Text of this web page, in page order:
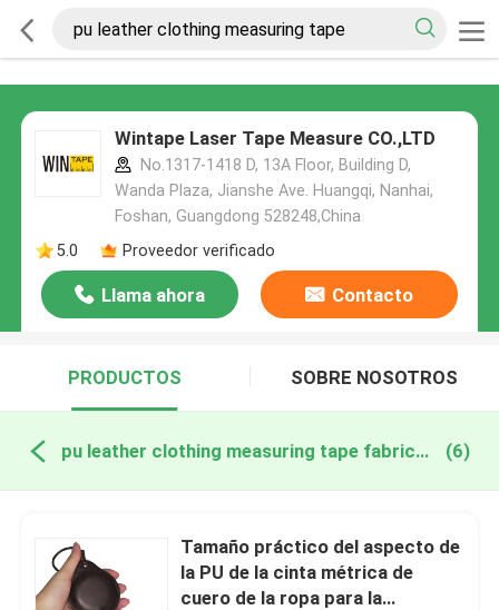
Wintape Laser Tape Measure CO.,LTD
No.1317-1418 D, 13A Floor, Building D,
Wanda Plaza, Jianshe Ave. Huangqi, Nanhai,
Foshan, Guangdong 528248,China
5.0
Proveedor verificado
Llama ahora Contacto
PRODUCTOS SOBRE NOSOTROS
pu leather clothing measuring tape fabricación en línea (6)
Tamaño práctico del aspecto de
la PU de la cinta métrica de
cuero de la ropa para la